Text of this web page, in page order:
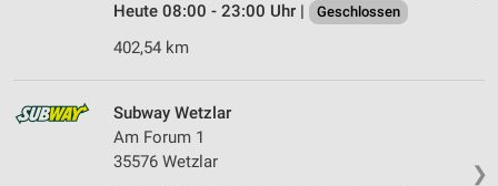
Heute 08:00 - 23:00 Uhr |
Geschlossen
402,54 km
❯
Subway Wetzlar
Am Forum 1
35576 Wetzlar